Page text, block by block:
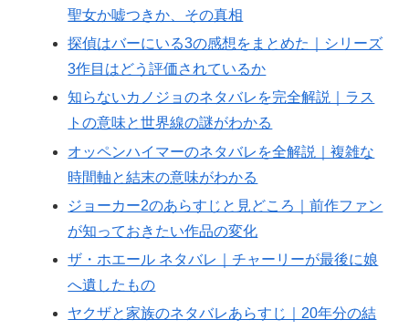
聖女か嘘つきか、その真相
探偵はバーにいる3の感想をまとめた｜シリーズ
3作目はどう評価されているか
知らないカノジョのネタバレを完全解説｜ラス
トの意味と世界線の謎がわかる
オッペンハイマーのネタバレを全解説｜複雑な
時間軸と結末の意味がわかる
ジョーカー2のあらすじと見どころ｜前作ファン
が知っておきたい作品の変化
ザ・ホエール ネタバレ｜チャーリーが最後に娘
へ遺したもの
ヤクザと家族のネタバレあらすじ｜20年分の結